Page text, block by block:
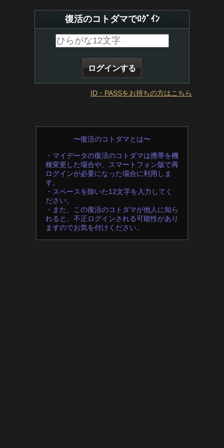
復活のコトダマでﾛｸﾞｲﾝ
ID・PASSをお持ちの方はこちら
〜復活のコトダマとは〜
・マイデータの復活のコトダマは携帯を機
種変更した場合や、スマートフォン版で再
ログインが必要になった場合に利用しま
す。
・スペースを除いた12文字を入力してく
ださい。
・また、この復活のコトダマが他人に知ら
れると、不正ログインされる可能性があり
ますのでお気を付けください。